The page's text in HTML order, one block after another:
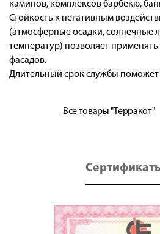
каминов, комплексов барбекю,
Стойкость к негативным
(атмосферные осадки, солнечные
температур) позволяет
фасадов.
Длительный срок службы поможет
Все товары "Терракот"